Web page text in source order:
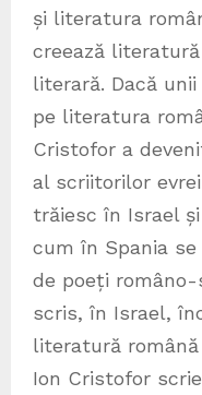
și literatura
creează
literară. Dacă
pe literatura
Cristofor a
al scriitorilor
trăiesc în Israel
cum în Spania
de poeți româno-
scris, în Israel,
literatură
Ion Cristofor